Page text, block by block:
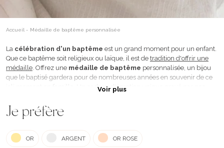
Accueil - Médaille de baptême personnalisée
La célébration d'un baptême est un grand moment pour un enfant.
Que ce baptême soit religieux ou laïque, il est de tradition d'offrir une
médaille. Offrez une médaille de baptême personnalisée, un bijou
que le baptisé gardera pour de nombreuses années en souvenir de ce
joli moment en famille. Un cadeau d'émotion unique gravé par nos
à offrir lors d'un baptême. Que vous soyez parrain et marraine de ce
petit bout de chou, ou bien tout simplement parents ou grands-parents,
souvenir de cette journée. Pour toute question concernant le choix de la
médaille, n’hésitez pas à vous référer à nos conseils en bas de page.
Voir plus
Je préfère
OR ARGENT OR ROSE